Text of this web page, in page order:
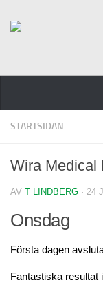
Hem
Golfpaket
Kontakta oss
Tävlingar 2026
Wira Medical
STARTSIDAN
Wira Medical
AV T LINDBERG · 24
Onsdag
Första dagen
Fantastiska resultat